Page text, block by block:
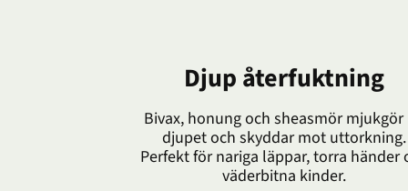
Djup återfuktning
Bivax, honung och sheasmör mjukgör
djupet och skyddar mot uttorkning.
Perfekt för nariga läppar, torra händer
väderbitna kinder.